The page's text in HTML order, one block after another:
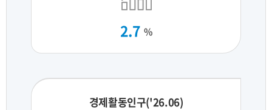
2.7 %
경제활동인구('26.06)